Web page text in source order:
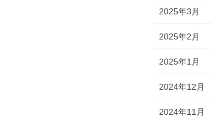
2025年3月
2025年2月
2025年1月
2024年12月
2024年11月